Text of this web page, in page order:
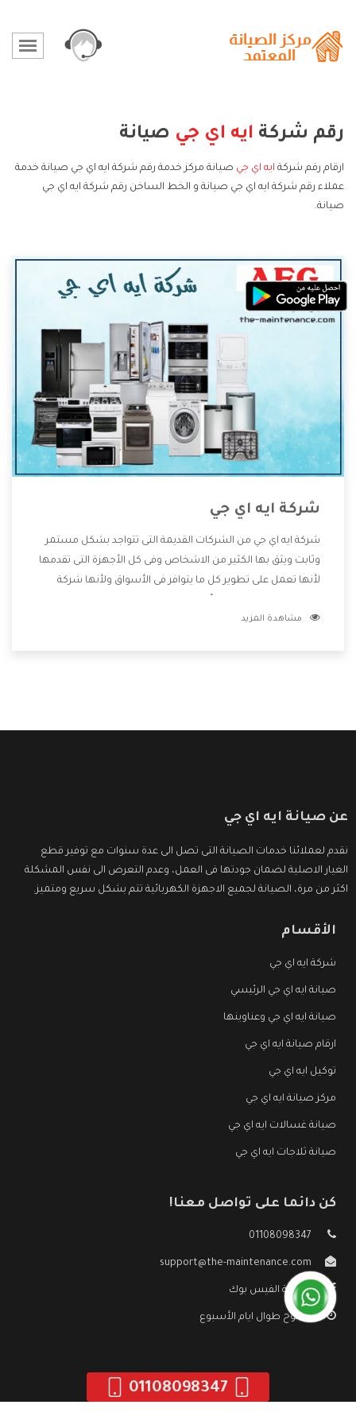
رقم شركة ايه اي جي صيانة
ارقام رقم شركة ايه اي جي صيانة مركز خدمة رقم شركة ايه اي جي صيانة خدمة
عملاء رقم شركة ايه اي جي صيانة و الخط الساخن رقم شركة ايه اي جي
صيانة.
شركة ايه اي جي
شركة ايه اي جي من الشركات القديمة التى تتواجد بشكل مستمر
وثابت ويثق بها الكثير من الاشخاص وفى كل الأجهزة التى تقدمها
لأنها تعمل على تطوير كل ما يتوافر فى الأسواق ولأنها شركة
وتقدم للعملاء أقوى العروض والخصومات التى تسهل على
مشاهدة المزيد
عن صيانة ايه اي جي
نقدم لعملائنا خدمات الصيانة التى تصل الى عدة سنوات مع توفير قطع
الغيار الاصلية لضمان جودتها فى العمل، وعدم التعرض الى نفس المشكلة
اكثر من مرة، الصيانة لجميع الاجهزة الكهربائية تتم بشكل سريع ومتميز.
الأقسام
شركة ايه اي جي
صيانة ايه اي جي الرئيسي
صيانة ايه اي جي وعناوينها
ارقام صيانة ايه اي جي
توكيل ايه اي جي
مركز صيانة ايه اي جي
صيانة غسالات ايه اي جي
صيانة ثلاجات ايه اي جي
كن دائما على تواصل معنا!
01108098347
support@the-maintenance.com
صفحة الفيس بوك
مفتوح طوال ايام الأسبوع
01108098347